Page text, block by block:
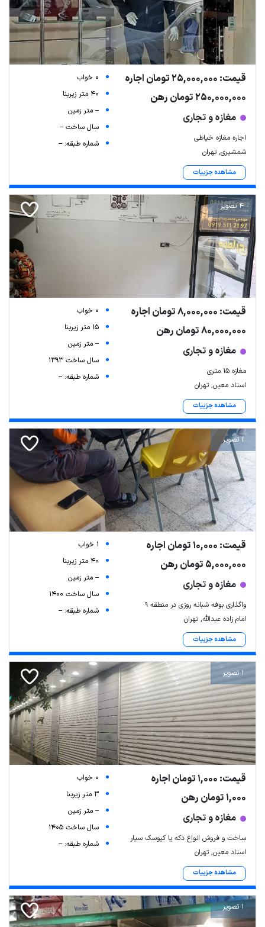
قیمت: 25,000,000 تومان اجاره
250,000,000 تومان رهن
مغازه و تجاری
اجاره مغازه خیاطی
شمشیری, تهران
مشاهده جزییات
0 خواب
40 متر زیربنا
-- متر زمین
سال ساخت --
شماره طبقه: --
4 تصویر
قیمت: 8,000,000 تومان اجاره
80,000,000 تومان رهن
مغازه و تجاری
مغازه 15 متری
استاد معین, تهران
مشاهده جزییات
0 خواب
15 متر زیربنا
-- متر زمین
سال ساخت 1393
شماره طبقه: --
1 تصویر
قیمت: 10,000 تومان اجاره
5,000,000 تومان رهن
مغازه و تجاری
واگذاری بوفه شبانه روزی در منطقه ۹
امام زاده عبدالله, تهران
مشاهده جزییات
1 خواب
40 متر زیربنا
-- متر زمین
سال ساخت 1400
شماره طبقه: --
1 تصویر
قیمت: 1,000 تومان اجاره
1,000 تومان رهن
مغازه و تجاری
ساخت و فروش انواع دکه یا کیوسک سیار
استاد معین, تهران
مشاهده جزییات
0 خواب
3 متر زیربنا
-- متر زمین
سال ساخت 1405
شماره طبقه: --
1 تصویر